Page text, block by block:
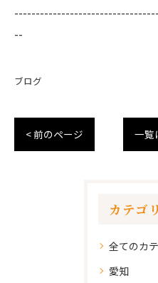
--
ブログ
< 前のページ 一覧
カテゴ
全てのカ
愛知